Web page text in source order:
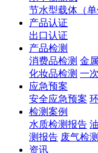
节水型载体（
产品认证
出口认证
产品检测
消费品检测 金
化妆品检测 一
应急预案
安全应急预案
检测案例
水质检测报告
测报告 废气检
资讯